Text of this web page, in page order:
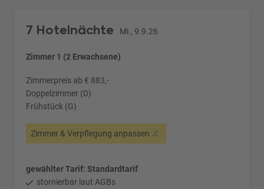
7 Hotelnächte Mi., 9.9.26
Zimmer 1 (2 Erwachsene)
Zimmerpreis ab € 883,-
Doppelzimmer (D)
Frühstück (G)
Zimmer & Verpflegung anpassen
gewählter Tarif: Standardtarif
stornierbar laut AGBs